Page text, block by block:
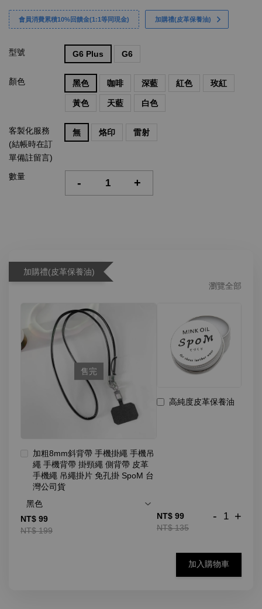
會員消費累積10%回饋金(1:1等同現金) 加購禮(皮革保養油)
型號 G6 Plus G6
顏色 黑色 咖啡 深藍 紅色 玫紅
黃色 天藍 白色
客製化服務
(結帳時在訂
單備註留言)
無 烙印 雷射
數量 - +
加購禮(皮革保養油)
瀏覽全部
售完
加粗8mm斜背帶 手機掛繩 手機吊
繩 手機背帶 掛頸繩 側背帶 皮革
手機繩 吊繩掛片 免孔掛 SpoM 台
灣公司貨
NT$ 99
NT$ 199
高純度皮革保養油
NT$ 99
NT$ 135
- +
加入購物車